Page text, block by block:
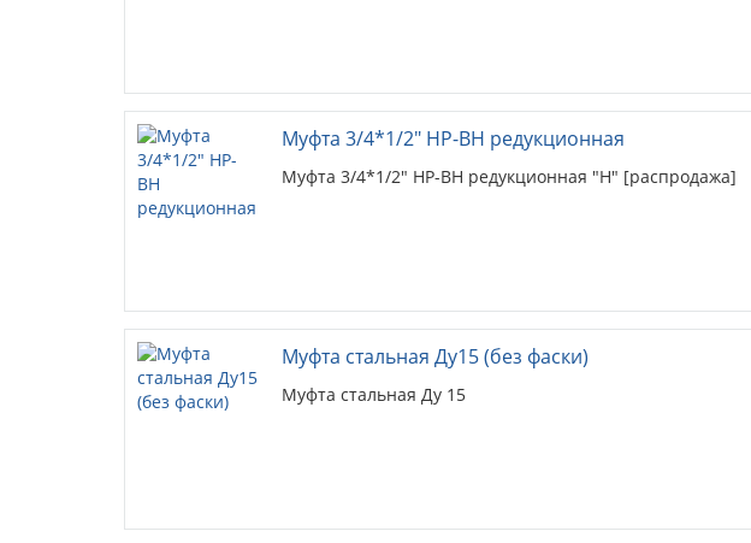
Муфта 3/4*1/2" НР-ВН редукционная
Муфта 3/4*1/2" НР-ВН редукционная "Н" [распродажа]
Муфта стальная Ду15 (без фаски)
Муфта стальная Ду 15